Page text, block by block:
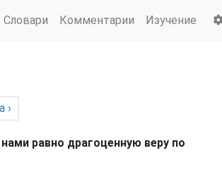
Словари Комментарии Изучение
›
равно драгоценную веру по